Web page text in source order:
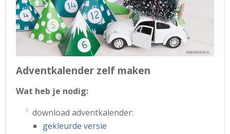
Adventkalender zelf maken
Wat heb je nodig:
download adventkalender:
gekleurde versie